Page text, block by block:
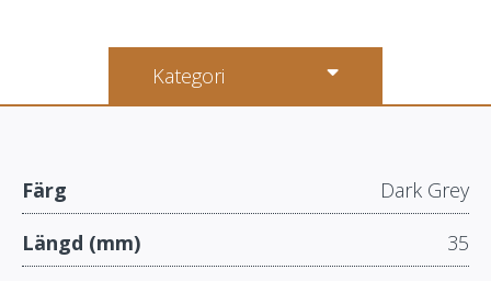
Kategori
Färg
Dark Grey
Längd (mm)
35